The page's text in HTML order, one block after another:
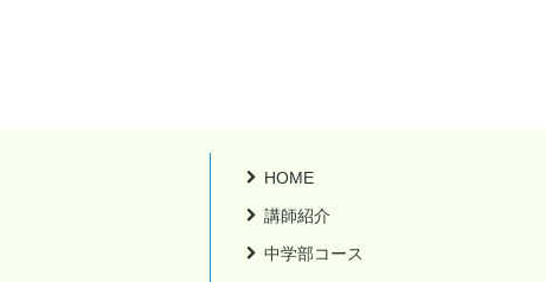
HOME
講師紹介
中学部コース